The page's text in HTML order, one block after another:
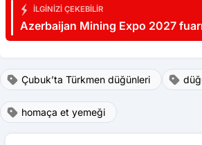
İLGINIZI ÇEKEBILIR
Azerbaijan Mining Expo 2027
Çubuk’ta Türkmen düğünleri
homaça et yemeği